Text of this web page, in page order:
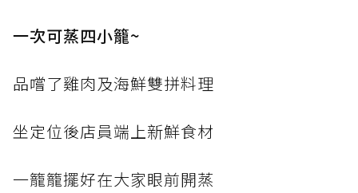
一次可蒸四小籠~
品嚐了雞肉及海鮮雙拼料理
坐定位後店員端上新鮮食材
一籠籠擺好在大家眼前開蒸